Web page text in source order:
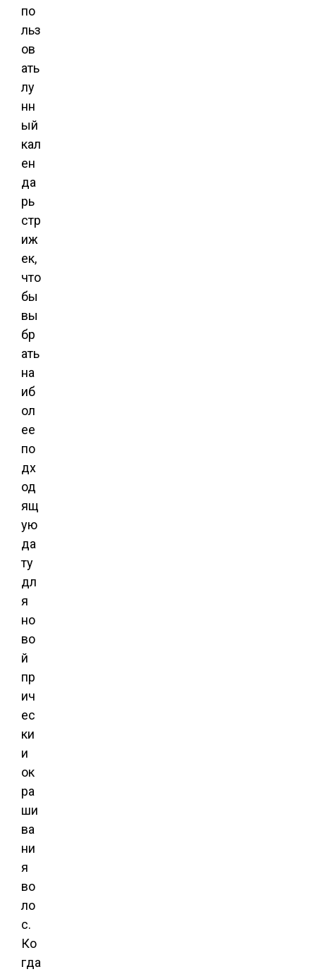
по
льз
ов
ать
лу
нн
ый
кал
ен
да
рь
стр
иж
ек,
что
бы
вы
бр
ать
на
иб
ол
ее
по
дх
од
ящ
ую
да
ту
дл
я
но
во
й
пр
ич
ес
ки
и
ок
ра
ши
ва
ни
я
во
ло
с.
Ко
гда